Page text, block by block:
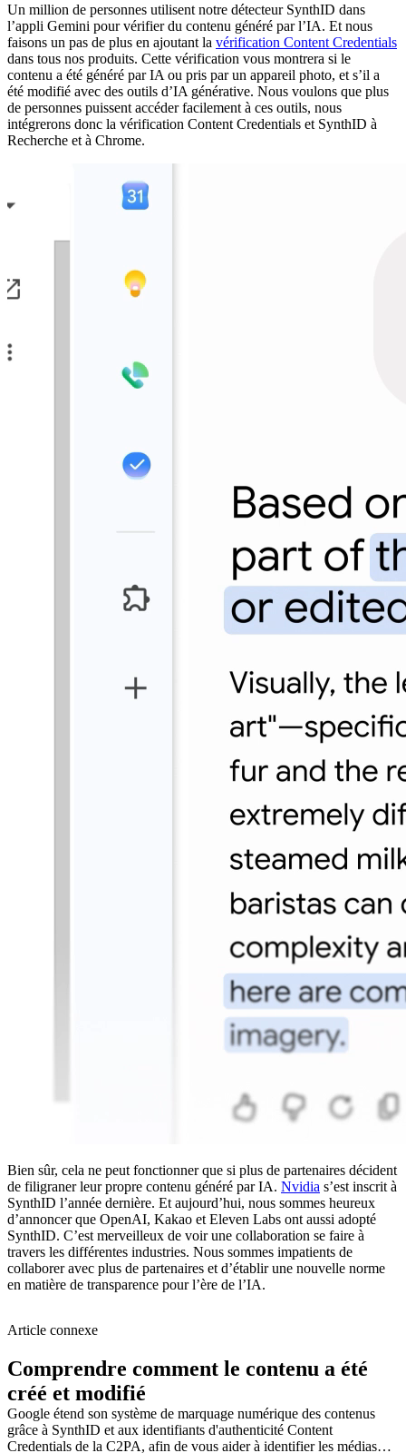
Un million de personnes utilisent notre détecteur SynthID dans
l’appli Gemini pour vérifier du contenu généré par l’IA. Et nous
faisons un pas de plus en ajoutant la vérification Content Credentials
dans tous nos produits. Cette vérification vous montrera si le
contenu a été généré par IA ou pris par un appareil photo, et s’il a
été modifié avec des outils d’IA générative. Nous voulons que plus
de personnes puissent accéder facilement à ces outils, nous
intégrerons donc la vérification Content Credentials et SynthID à
Recherche et à Chrome.
Bien sûr, cela ne peut fonctionner que si plus de partenaires décident
de filigraner leur propre contenu généré par IA. Nvidia s’est inscrit à
SynthID l’année dernière. Et aujourd’hui, nous sommes heureux
d’annoncer que OpenAI, Kakao et Eleven Labs ont aussi adopté
SynthID. C’est merveilleux de voir une collaboration se faire à
travers les différentes industries. Nous sommes impatients de
collaborer avec plus de partenaires et d’établir une nouvelle norme
en matière de transparence pour l’ère de l’IA.
Article connexe
Comprendre comment le contenu a été
créé et modifié
Google étend son système de marquage numérique des contenus
grâce à SynthID et aux identifiants d'authenticité Content
Credentials de la C2PA, afin de vous aider à identifier les médias